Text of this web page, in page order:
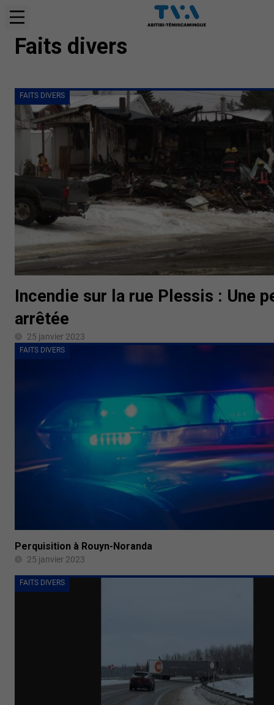
Faits divers
FAITS DIVERS
Incendie sur la rue Plessis : Une
arrêtée
25 janvier 2023
FAITS DIVERS
Perquisition à Rouyn-Noranda
25 janvier 2023
FAITS DIVERS